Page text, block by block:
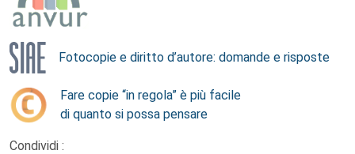
Fotocopie e diritto d’autore: domande e risposte
Fare copie “in regola” è più facile
di quanto si possa pensare
Condividi :